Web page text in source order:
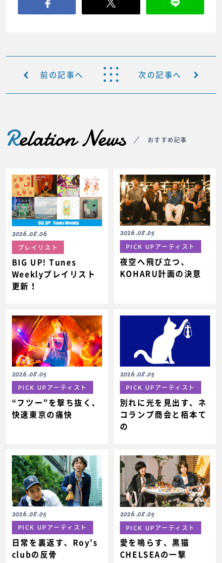
前の記事へ 次の記事へ
Relation News おすすめ記事
2026.08.06
プレイリスト
BIG UP! Tunes
Weeklyプレイリスト
更新！
2026.08.05
PICK UPアーティスト
夜空へ飛び立つ、
KOHARU計画の決意
2026.08.05
PICK UPアーティスト
“フツー”を撃ち抜く、
快速東京の痛快
2026.08.05
PICK UPアーティスト
別れに光を見出す、ネ
コランプ商会と栢本て
の
2026.08.05
PICK UPアーティスト
日常を裏返す、Roy’s
clubの反骨
2026.08.05
PICK UPアーティスト
愛を鳴らす、黒猫
CHELSEAの一撃